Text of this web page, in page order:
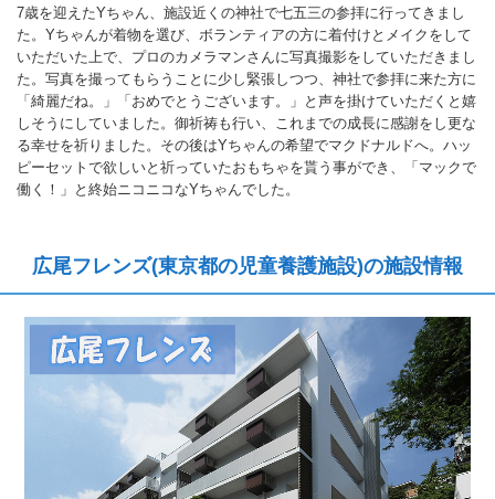
7歳を迎えたYちゃん、施設近くの神社で七五三の参拝に行ってきまし
た。Yちゃんが着物を選び、ボランティアの方に着付けとメイクをして
いただいた上で、プロのカメラマンさんに写真撮影をしていただきまし
た。写真を撮ってもらうことに少し緊張しつつ、神社で参拝に来た方に
「綺麗だね。」「おめでとうございます。」と声を掛けていただくと嬉
しそうにしていました。御祈祷も行い、これまでの成長に感謝をし更な
る幸せを祈りました。その後はYちゃんの希望でマクドナルドへ。ハッ
ピーセットで欲しいと祈っていたおもちゃを貰う事ができ、「マックで
働く！」と終始ニコニコなYちゃんでした。
広尾フレンズ(東京都の児童養護施設)の施設情報